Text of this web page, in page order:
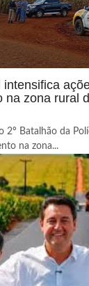
intensifica
na zona rural
2º Batalhão da
na zona...